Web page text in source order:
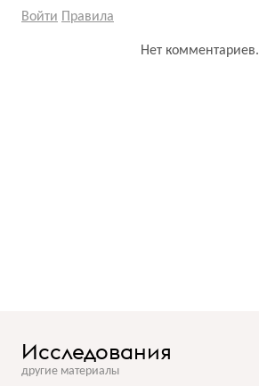
Войти Правила
Нет комментариев.
Исследования
другие материалы